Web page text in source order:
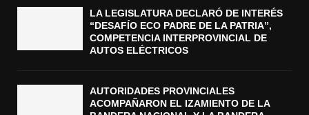
LA LEGISLATURA DECLARÓ DE INTERÉS
“DESAFÍO ECO PADRE DE LA PATRIA”,
COMPETENCIA INTERPROVINCIAL DE
AUTOS ELÉCTRICOS
AUTORIDADES PROVINCIALES
ACOMPAÑARON EL IZAMIENTO DE LA